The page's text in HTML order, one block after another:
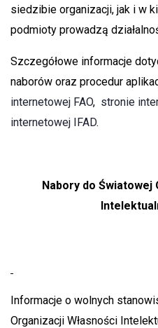
siedzibie organizacji, jak i w
podmioty prowadzą
Szczegółowe informacje
naborów oraz procedur
internetowej FAO, stronie
internetowej IFAD.
Nabory do Światowej
Informacje o wolnych
Organizacji Własności